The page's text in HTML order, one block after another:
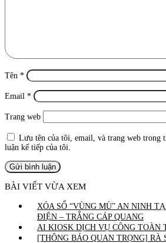
Tên *
Email *
Trang web
Lưu tên của tôi, email, và trang web trong
luận kế tiếp của tôi.
BÀI VIẾT VỪA XEM
XÓA SỔ “VÙNG MÙ” AN NINH
ĐIỆN – TRẮNG CÁP QUANG
AI KIOSK DỊCH VỤ CÔNG TOÀN
[THÔNG BÁO QUAN TRỌNG]